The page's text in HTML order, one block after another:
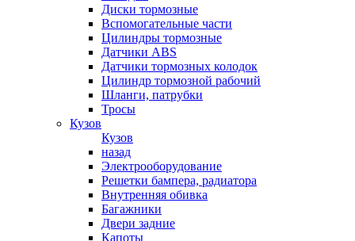
Диски тормозные
Вспомогательные части
Цилиндры тормозные
Датчики ABS
Датчики тормозных колодок
Цилиндр тормозной рабочий
Шланги, патрубки
Тросы
Кузов
Кузов
назад
Электрооборудование
Решетки бампера, радиатора
Внутренняя обивка
Багажники
Двери задние
Капоты